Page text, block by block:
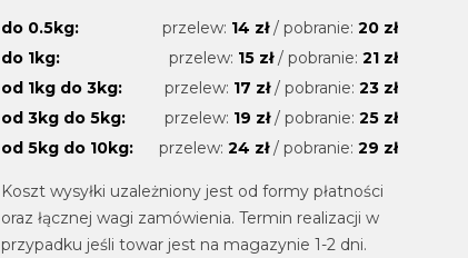
do 0.5kg:
przelew: 14 zł/ pobranie: 20 zł
do 1kg:
przelew: 15 zł/ pobranie: 21 zł
od 1kg do 3kg:
przelew: 17 zł/ pobranie: 23 zł
od 3kg do 5kg:
przelew: 19 zł/ pobranie: 25 zł
od 5kg do 10kg:
przelew: 24 zł/ pobranie: 29 zł
Koszt wysyłki uzależniony jest od formy płatności
oraz łącznej wagi zamówienia. Termin realizacji w
przypadku jeśli towar jest na magazynie 1-2 dni.